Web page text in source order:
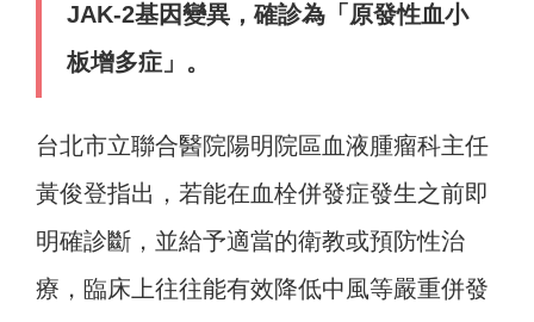
JAK-2基因變異，確診為「原發性血小
板增多症」。
台北市立聯合醫院陽明院區血液腫瘤科主任
黃俊登指出，若能在血栓併發症發生之前即
明確診斷，並給予適當的衛教或預防性治
療，臨床上往往能有效降低中風等嚴重併發